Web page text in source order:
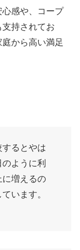
感や、コープ
持されてお
から高い満足
るとやは
ように利
に増えるの
います。